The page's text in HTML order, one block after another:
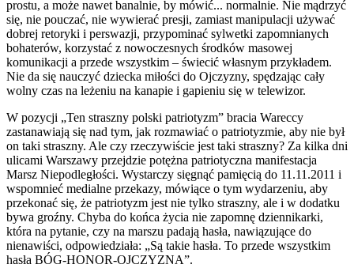
prostu, a może nawet banalnie, by mówić... normalnie. Nie mądrzyć
się, nie pouczać, nie wywierać presji, zamiast manipulacji używać
dobrej retoryki i perswazji, przypominać sylwetki zapomnianych
bohaterów, korzystać z nowoczesnych środków masowej
komunikacji a przede wszystkim – świecić własnym przykładem.
Nie da się nauczyć dziecka miłości do Ojczyzny, spędzając cały
wolny czas na leżeniu na kanapie i gapieniu się w telewizor.
W pozycji „Ten straszny polski patriotyzm” bracia Wareccy
zastanawiają się nad tym, jak rozmawiać o patriotyzmie, aby nie był
on taki straszny. Ale czy rzeczywiście jest taki straszny? Za kilka dni
ulicami Warszawy przejdzie potężna patriotyczna manifestacja
Marsz Niepodległości. Wystarczy sięgnąć pamięcią do 11.11.2011 i
wspomnieć medialne przekazy, mówiące o tym wydarzeniu, aby
przekonać się, że patriotyzm jest nie tylko straszny, ale i w dodatku
bywa groźny. Chyba do końca życia nie zapomnę dziennikarki,
która na pytanie, czy na marszu padają hasła, nawiązujące do
nienawiści, odpowiedziała: „Są takie hasła. To przede wszystkim
hasła BÓG-HONOR-OJCZYZNA”.